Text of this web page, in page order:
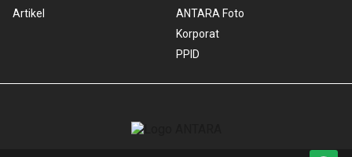
Artikel
ANTARA Foto
Korporat
PPID